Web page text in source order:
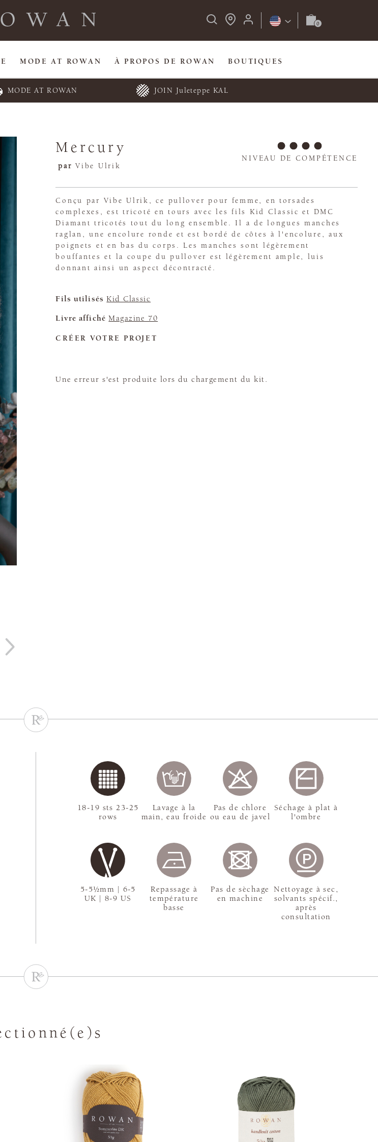
MODE AT ROWAN À PROPOS DE ROWAN BOUTIQUES
MODE AT ROWAN JOIN Juleteppe KAL
Mercury
par Vibe Ulrik
NIVEAU DE COMPÉTENCE
Conçu par Vibe Ulrik, ce pullover pour femme, en torsades
complexes, est tricoté en tours avec les fils Kid Classic et DMC
Diamant tricotés tout du long ensemble. Il a de longues manches
raglan, une encolure ronde et est bordé de côtes à l'encolure, aux
poignets et en bas du corps. Les manches sont légèrement
bouffantes et la coupe du pullover est légèrement ample, luis
donnant ainsi un aspect décontracté.
Fils utilisés Kid Classic
Livre affiché Magazine 70
CRÉER VOTRE PROJET
Une erreur s'est produite lors du chargement du kit.
5-5½mm | 6-5
UK | 8-9 US
18-19 sts 23-25
rows
Lavage à la
main, eau froide
Pas de chlore
ou eau de javel
Séchage à plat à
l'ombre
Repassage à
température
basse
Pas de sèchage
en machine
Nettoyage à sec,
solvants spécif.,
après
consultation